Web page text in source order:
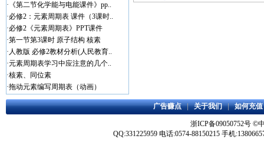
· 《第二节化学能与电能课件》pp..
·必修2：元素周期表 课件（3课时..
·必修2《元素周期表》PPT课件
·第一节第3课时 原子结构 核素
· 人教版 必修2教材分析(人民教育..
·元素周期表学习中应注意的几个..
·核素、同位素
·拖动元素编写周期表（动画）
广告赚点|关于我们|如何充值
浙ICP备09050752号 ©
QQ:331225959 电话:0574-88150215 手机